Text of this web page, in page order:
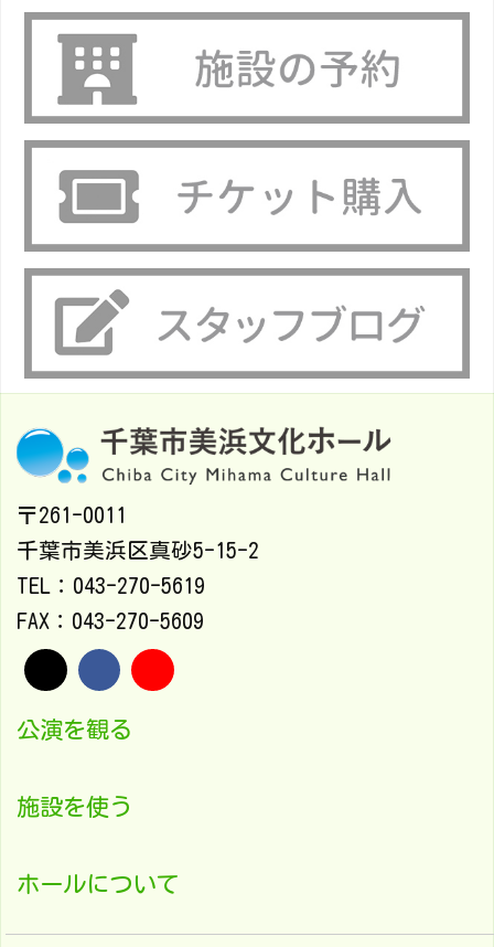
〒261-0011
千葉市美浜区真砂5-15-2
TEL：043-270-5619
FAX：043-270-5609
公演を観る
施設を使う
ホールについて